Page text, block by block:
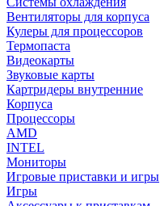
Вентиляторы для корпуса
Кулеры для процессоров
Термопаста
Видеокарты
Звуковые карты
Картридеры внутренние
Корпуса
Процессоры
AMD
INTEL
Мониторы
Игровые приставки и игры
Игры